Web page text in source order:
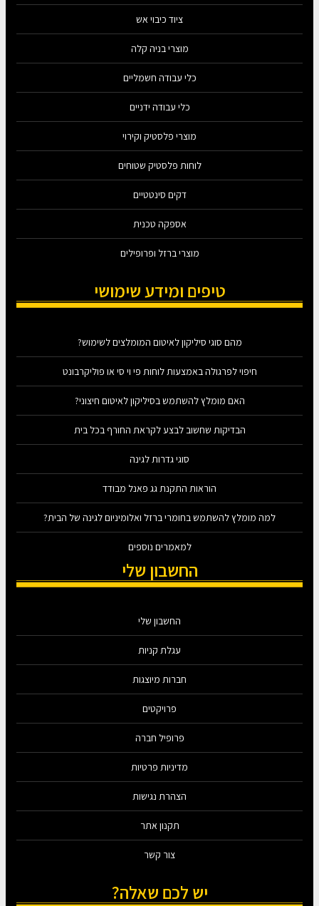
ציוד כיבוי אש
מוצרי בניה קלה
כלי עבודה חשמליים
כלי עבודה ידניים
מוצרי פלסטיק וקירוי
לוחות פלסטיק שטוחים
דקים סינטטיים
אספקה טכנית
מוצרי ברזל ופרופילים
טיפים ומידע שימושי
מהם סוגי סיליקון לאיטום המומלצים לשימוש?
חיפוי לפרגולה באמצעות לוחות פי וי סי או פוליקרבונט
האם מומלץ להשתמש בסיליקון לאיטום חיצוני?
הבדיקות שחשוב לבצע לקראת החורף בכל בית
סוגי גדרות לגינה
הוראות התקנת גג פאנל מבודד
למה מומלץ להשתמש בחומרי ברזל ואלומיניום לגינה של הבית?
למאמרים נוספים
החשבון שלי
החשבון שלי
עגלת קניות
חברות מיוצגות
פרויקטים
פרופיל חברה
מדיניות פרטיות
הצהרת נגישות
תקנון אתר
צור קשר
יש לכם שאלה?